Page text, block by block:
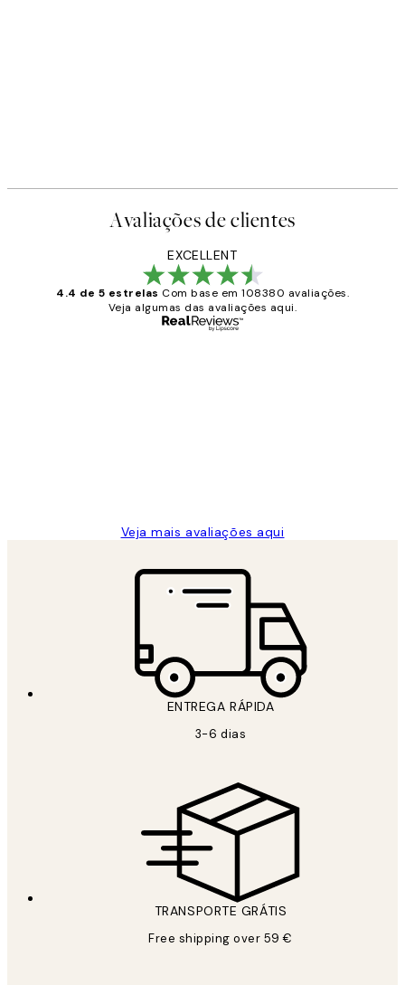
Avaliações de clientes
EXCELLENT
4.4 de 5 estrelas Com base em 108380 avaliações.
Veja algumas das avaliações aqui.
Veja mais avaliações aqui
ENTREGA RÁPIDA
3-6 dias
TRANSPORTE GRÁTIS
Free shipping over 59 €